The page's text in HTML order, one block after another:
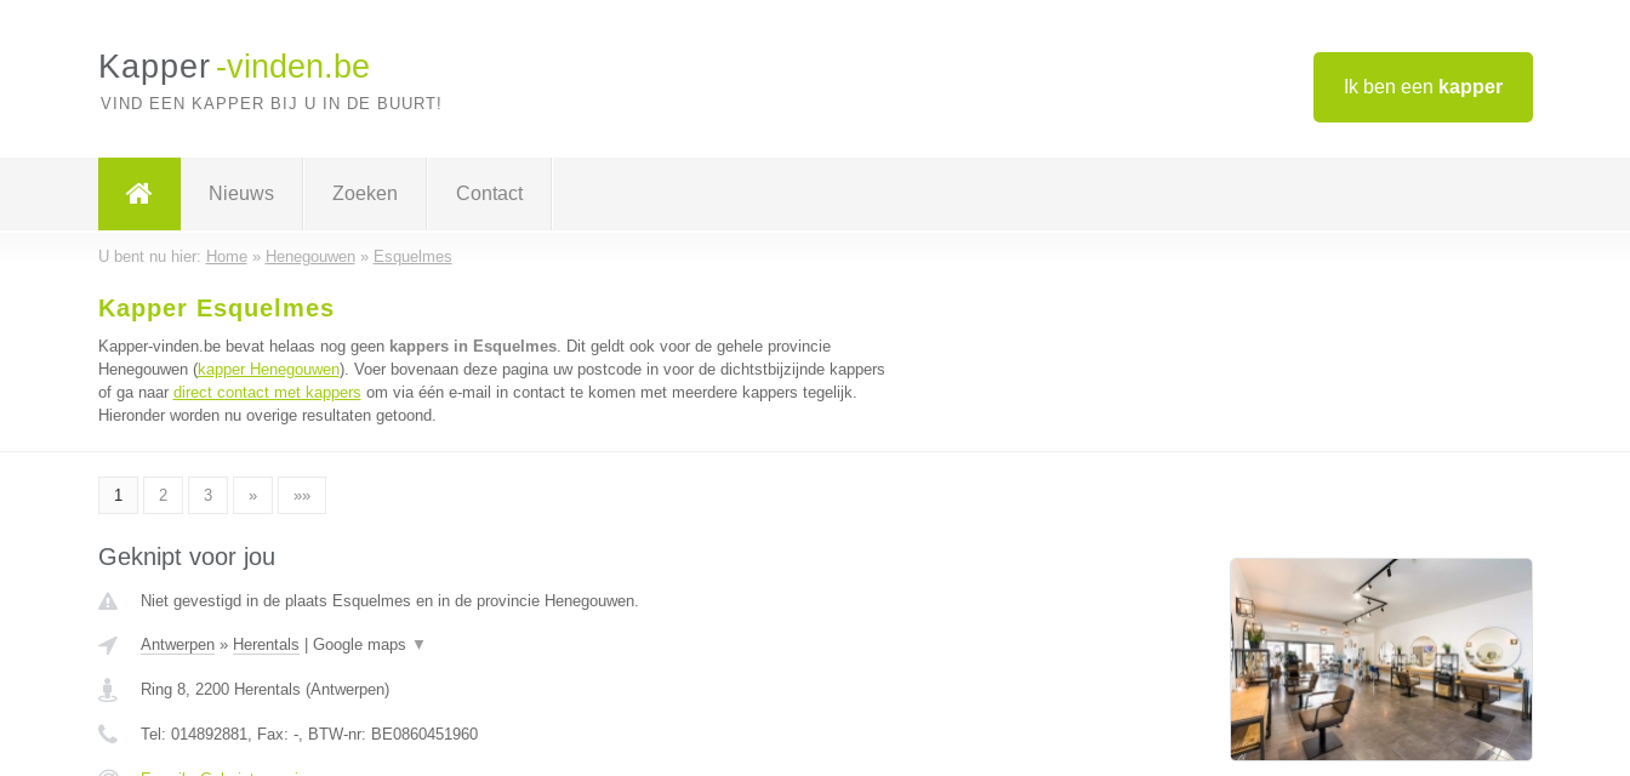
Ik ben een kapper
Kapper -vinden.be
VIND EEN KAPPER BIJ U IN DE BUURT!
Nieuws Zoeken Contact
U bent nu hier: Home» Henegouwen» Esquelmes
Kapper Esquelmes
Kapper-vinden.be bevat helaas nog geen kappers in Esquelmes. Dit geldt ook voor de gehele provincie
Henegouwen (kapper Henegouwen). Voer bovenaan deze pagina uw postcode in voor de dichtstbijzijnde kappers
of ga naar direct contact met kappers om via één e-mail in contact te komen met meerdere kappers tegelijk.
Hieronder worden nu overige resultaten getoond.
1 2 3 » »»
Geknipt voor jou
Niet gevestigd in de plaats Esquelmes en in de provincie Henegouwen.
Antwerpen» Herentals Google maps ▼
Ring 8, 2200 Herentals (Antwerpen)
Tel: 014892881, Fax: -, BTW-nr: BE0860451960